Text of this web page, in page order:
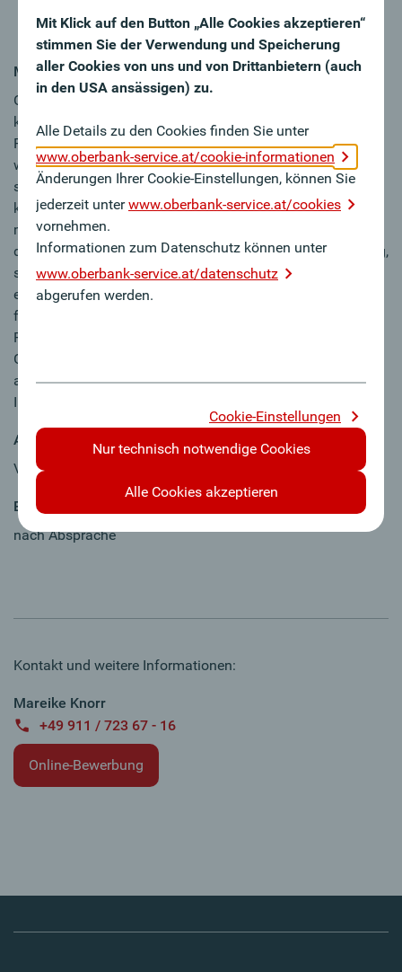
Kundenbeziehungen und kennen Ihr Einzugsgebiet
MY FUTURE
Oberbank ist anders, weil wir als unabhängige,
kundennahe, erfolgreiche Regionalbank im gehobenen
Firmenkundensegment kontinuierlich wachsen. Damit
wachsen auch die Chancen für unsere Mitarbeiter:innen,
sich beruflich und persönlich weiterzuentwickeln. Hier
können Sie unsere Erfolgsgeschichte mit Ihren Ideen selbst
mitgestalten. Die Oberbank bietet Ihnen nicht nur eine über
den Tarifvertrag privater Banken hinausgehende Vergütung,
sondern auch zahlreiche attraktive Benefits, wie unsere
einzigartige Aktienbeteiligung, betriebliche Altersvorsorge,
flexible Arbeitszeitgestaltung, Essensbons, bankeigene
Ferienwohnungen für Ihren Urlaub und umfassende
Gesundheitsangebote für Körper & Geist. Auch Sie sind
anders, weil…? Dann reden wir darüber - wir freuen uns auf
Ihre Bewerbung.
Arbeitszeit
Vollzeit
Eintrittsdatum
nach Absprache
Kontakt und weitere Informationen:
Mareike Knorr
+49 911 / 723 67 - 16
Online-Bewerbung
Mit Klick auf den Button „Alle Cookies akzeptieren“
stimmen Sie der Verwendung und Speicherung
aller Cookies von uns und von Drittanbietern (auch
in den USA ansässigen) zu.
Alle Details zu den Cookies finden Sie unter
www.oberbank-service.at/cookie-informationen
Änderungen Ihrer Cookie-Einstellungen, können Sie
jederzeit unterwww.oberbank-service.at/cookies
vornehmen.
Informationen zum Datenschutz können unter
www.oberbank-service.at/datenschutz
abgerufen werden.
Cookie-Einstellungen
Nur technisch notwendige Cookies
Alle Cookies akzeptieren